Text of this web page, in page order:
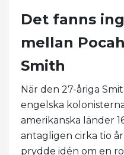
Det fanns
mellan
Smith
När den 27-åriga
engelska
amerikanska länder
antagligen cirka tio
prydde idén om en